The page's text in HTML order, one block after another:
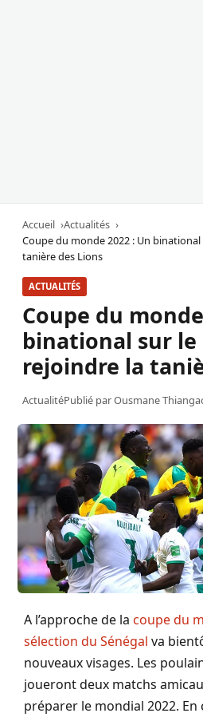
Accueil
Actualités
Coupe du monde 2022 : Un
tanière des Lions
ACTUALITÉS
Coupe du
binational sur
rejoindre la
ActualitéPublié parOusmane Thiang
A l’approche de la coupe du
sélection du Sénégal va
nouveaux visages. Les
joueront deux matchs
préparer le mondial 2022. En